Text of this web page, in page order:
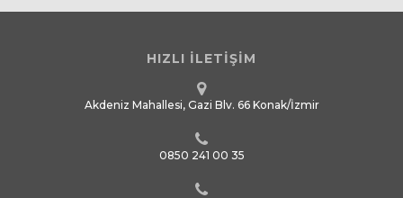
HIZLI İLETİŞİM
Akdeniz Mahallesi, Gazi Blv. 66 Konak/İzmir
0850 241 00 35